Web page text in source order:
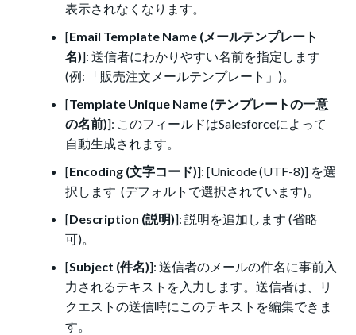
表示されなくなります。
[Email Template Name (メールテンプレート
名)]: 送信者にわかりやすい名前を指定します
(例: 「販売注文メールテンプレート」)。
[Template Unique Name (テンプレートの一意
の名前)]: このフィールドはSalesforceによって
自動生成されます。
[Encoding (文字コード)]: [Unicode (UTF-8)] を選
択します (デフォルトで選択されています)。
[Description (説明)]: 説明を追加します (省略
可)。
[Subject (件名)]: 送信者のメールの件名に事前入
力されるテキストを入力します。送信者は、リ
クエストの送信時にこのテキストを編集できま
す。